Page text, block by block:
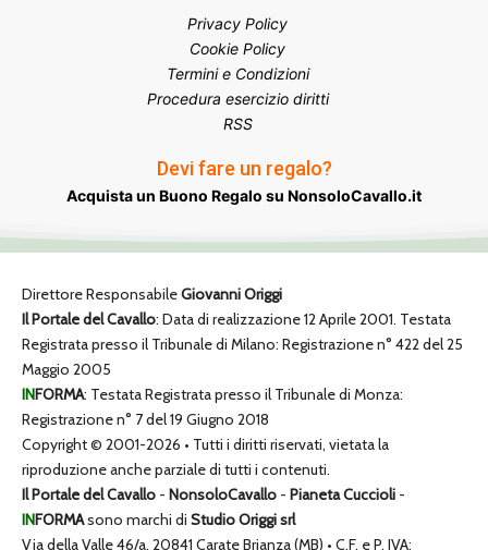
Privacy Policy
Cookie Policy
Termini e Condizioni
Procedura esercizio diritti
RSS
Devi fare un regalo?
Acquista un Buono Regalo su NonsoloCavallo.it
Direttore ResponsabileGiovanni Origgi
Il Portale del Cavallo: Data di realizzazione 12 Aprile 2001. Testata
Registrata presso il Tribunale di Milano: Registrazione n° 422 del 25
Maggio 2005
INFORMA: Testata Registrata presso il Tribunale di Monza:
Registrazione n° 7 del 19 Giugno 2018
Copyright © 2001-2026 • Tutti i diritti riservati, vietata la
riproduzione anche parziale di tutti i contenuti.
Il Portale del Cavallo - NonsoloCavallo - Pianeta Cuccioli -
INFORMAsono marchi di Studio Origgi srl
Via della Valle 46/a, 20841 Carate Brianza (MB) • C.F. e P. IVA: